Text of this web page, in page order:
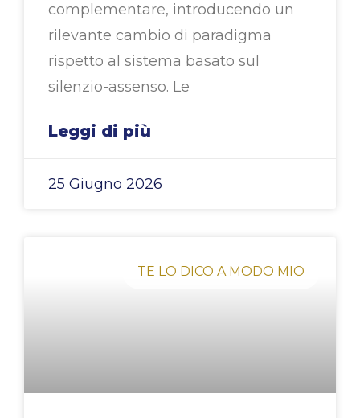
complementare, introducendo un
rilevante cambio di paradigma
rispetto al sistema basato sul
silenzio-assenso. Le
Leggi di più
25 Giugno 2026
TE LO DICO A MODO MIO